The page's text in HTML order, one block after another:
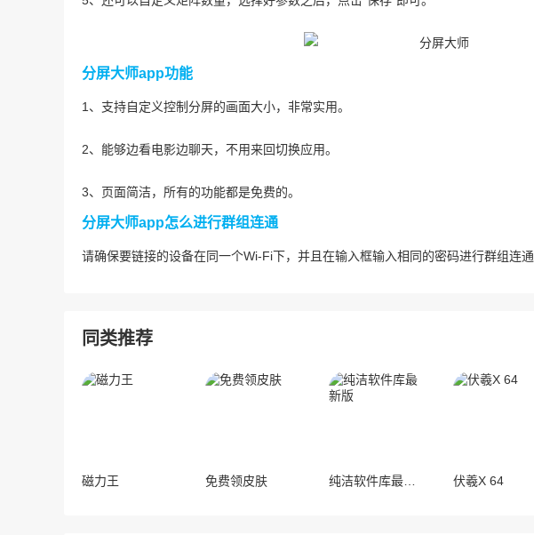
分屏大师app功能
1、支持自定义控制分屏的画面大小，非常实用。
2、能够边看电影边聊天，不用来回切换应用。
3、页面简洁，所有的功能都是免费的。
分屏大师app怎么进行群组连通
请确保要链接的设备在同一个Wi-Fi下，并且在输入框输入相同的密码进行群组连
同类推荐
磁力王 免费领皮肤 伏羲X 64